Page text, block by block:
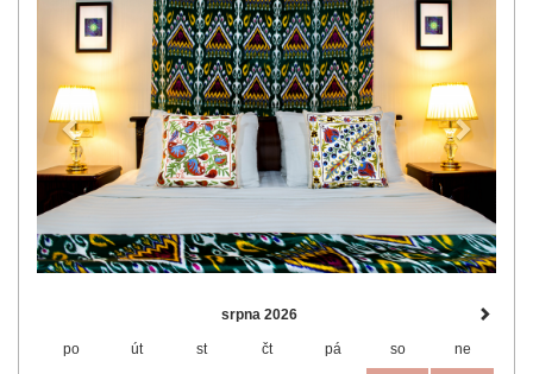
srpna 2026
po út st čt pá so ne